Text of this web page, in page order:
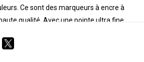
Ce sont des marqueurs à encre à
qualité. Avec une pointe ultra fine
et un contrôle supplémentaire dans